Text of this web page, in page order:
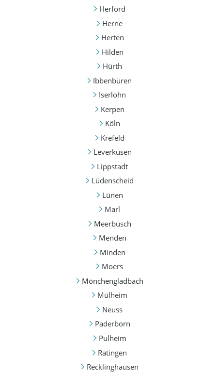
Herford
Herne
Herten
Hilden
Hürth
Ibbenbüren
Iserlohn
Kerpen
Köln
Krefeld
Leverkusen
Lippstadt
Lüdenscheid
Lünen
Marl
Meerbusch
Menden
Minden
Moers
Mönchengladbach
Mülheim
Neuss
Paderborn
Pulheim
Ratingen
Recklinghausen